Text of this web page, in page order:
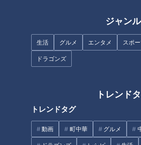
ジャンル
生活 グルメ エンタメ スポ
ドラゴンズ
トレンド
トレンドタグ
動画 町中華 グルメ
に感激！グラビアアイドル・三
田悠貴の軽トラ四国一周の旅
絶景ド